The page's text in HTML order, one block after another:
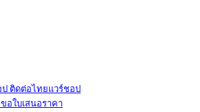
ติดต่อไทยแวร์ชอป
ขอใบเสนอราคา